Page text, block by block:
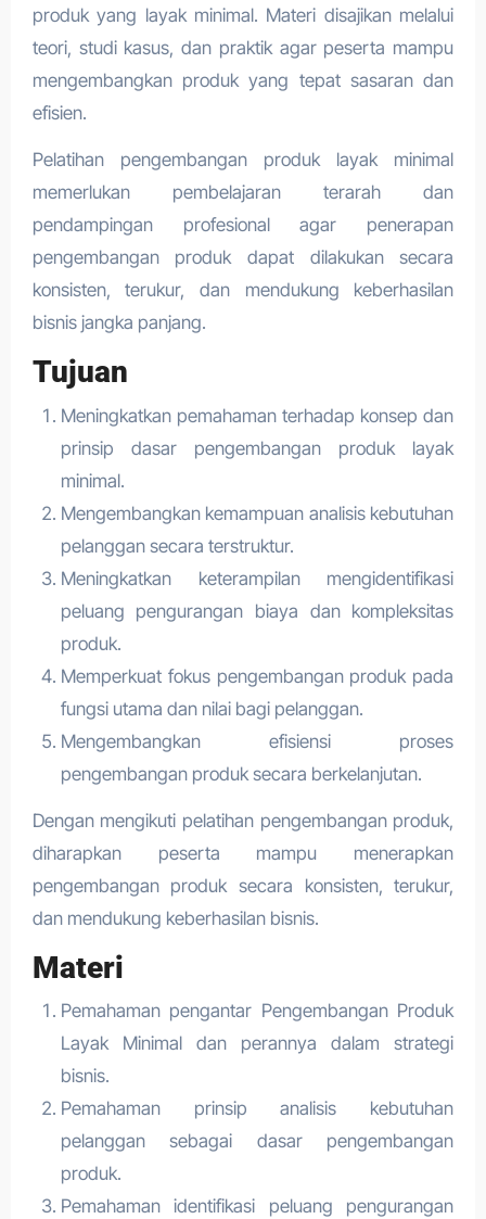
produk yang layak minimal. Materi disajikan melalui
teori, studi kasus, dan praktik agar peserta mampu
mengembangkan produk yang tepat sasaran dan
efisien.
Pelatihan pengembangan produk layak minimal
memerlukan pembelajaran terarah dan
pendampingan profesional agar penerapan
pengembangan produk dapat dilakukan secara
konsisten, terukur, dan mendukung keberhasilan
bisnis jangka panjang.
Tujuan
Meningkatkan pemahaman terhadap konsep dan
prinsip dasar pengembangan produk layak
minimal.
Mengembangkan kemampuan analisis kebutuhan
pelanggan secara terstruktur.
Meningkatkan keterampilan mengidentifikasi
peluang pengurangan biaya dan kompleksitas
produk.
Memperkuat fokus pengembangan produk pada
fungsi utama dan nilai bagi pelanggan.
Mengembangkan efisiensi proses
pengembangan produk secara berkelanjutan.
Dengan mengikuti pelatihan pengembangan produk,
diharapkan peserta mampu menerapkan
pengembangan produk secara konsisten, terukur,
dan mendukung keberhasilan bisnis.
Materi
Pemahaman pengantar Pengembangan Produk
Layak Minimal dan perannya dalam strategi
bisnis.
Pemahaman prinsip analisis kebutuhan
pelanggan sebagai dasar pengembangan
produk.
Pemahaman identifikasi peluang pengurangan